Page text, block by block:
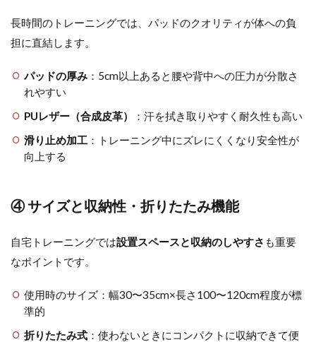
長時間のトレーニングでは、パッドのクオリティが体への負
担に直結します。
パッドの厚み：5cm以上あると腰や背中への圧力が分散さ
れやすい
PUレザー（合成皮革）
：汗を拭き取りやすく耐久性も高い
滑り止め加工：トレーニング中にズレにくくなり安全性が
向上する
④ サイズと収納性・折りたたみ機能
自宅トレーニングでは設置スペースと収納のしやすさ も重要
なポイントです。
使用時のサイズ：幅30〜35cm×長さ100〜120cm程度が標
準的
折りたたみ式：使わないときにコンパクトに収納できて便